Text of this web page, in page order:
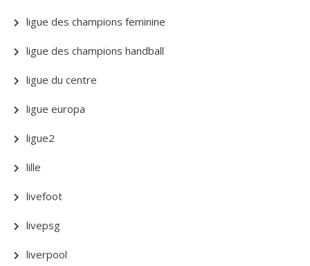
ligue des champions feminine
ligue des champions handball
ligue du centre
ligue europa
ligue2
lille
livefoot
livepsg
liverpool